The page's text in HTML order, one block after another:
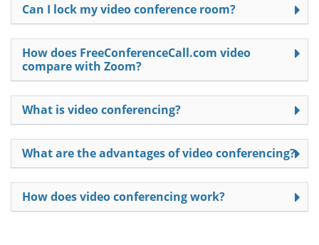
Can I lock my video conference room?
How does FreeConferenceCall.com video
compare with Zoom?
What is video conferencing?
What are the advantages of video conferencing?
How does video conferencing work?